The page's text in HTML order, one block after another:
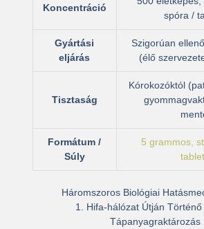
Koncentráció
spóra /
Gyártási
eljárás
Szigorúan
(élő
Tisztaság
Kórokozóktól
Formátum /
Súly
5 grammos,
Háromszoros Biológiai
1. Hifa-hálózat Útján
Tápanyagraktározás